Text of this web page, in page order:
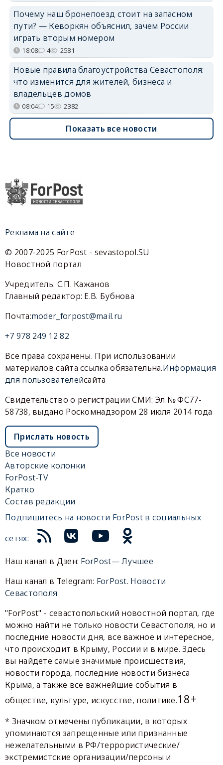
Почему наш бронепоезд стоит на запасном
пути? — Кеворкян объяснил, зачем России
играть вторым номером
18:08 4 2581
Новые правила благоустройства Севастополя:
что изменится для жителей, бизнеса и
владельцев домов
08:04 15 2382
Показать все новости
Реклама на сайте
© 2007-2025 ForPost - sevastopol.SU
Новостной портал
Учредитель: С.П. Кажанов
Главный редактор: Е.В. Бубнова
Почта:moder_forpost@mail.ru
+7 978 249 12 82
Все права сохранены. При использовании
материалов сайта ссылка обязательна.Информация
для пользователейсайта
Свидетельство о регистрации СМИ: Эл № ФС77-
58738, выдано Роскомнадзором 28 июля 2014 года
Прислать новость
Все новости
Авторские колонки
ForPost-TV
Кратко
Состав редакции
Подпишитесь на новости ForPost в социальных
сетях:
Наш канал в Дзен: ForPost— Лучшее
Наш канал в Telegram: ForPost. Новости
Севастополя
"ForPost" - севастопольский новостной портал, где
можно найти не только новости Севастополя, но и
последние новости дня, все важное и интересное,
что происходит в Крыму, России и в мире. Здесь
вы найдете самые значимые происшествия,
новости города, последние новости бизнеса
Крыма, а также все важнейшие события в
обществе, культуре, искусстве, политике.18+
* Значком отмечены публикации, в которых
упоминаются запрещенные или признанные
нежелательными в РФ/террористические/
экстремистские организации/персоны и